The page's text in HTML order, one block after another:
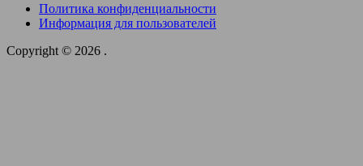
Политика конфиденциальности
Информация для пользователей
Copyright © 2026 .